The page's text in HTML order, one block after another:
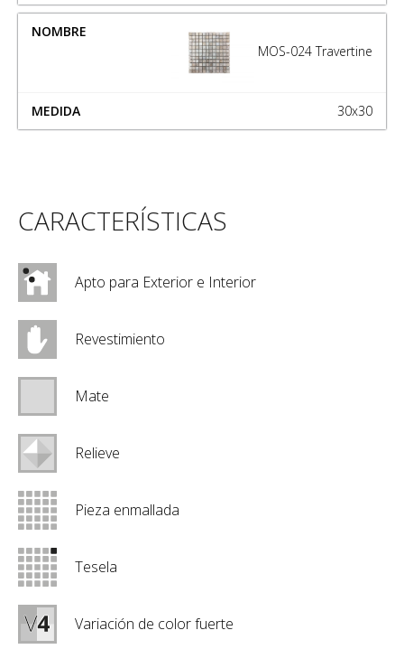
MOS-024 Travertine
30x30
CARACTERÍSTICAS
Apto para Exterior e Interior
Revestimiento
Mate
Relieve
Pieza enmallada
Tesela
Variación de color fuerte